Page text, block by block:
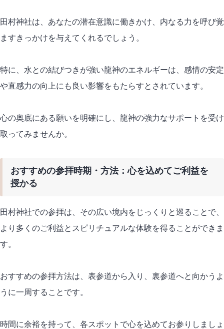
田村神社は、あなたの潜在意識に働きかけ、内なる力を呼び覚
ますきっかけを与えてくれるでしょう。
特に、水との結びつきが強い龍神のエネルギーは、感情の安定
や直感力の向上にも良い影響をもたらすとされています。
心の奥底にある願いを明確にし、龍神の強力なサポートを受け
取ってみませんか。
おすすめの参拝時期・方法：心を込めてご利益を
授かる
田村神社での参拝は、その広い境内をじっくりと巡ることで、
より多くのご利益とスピリチュアルな体験を得ることができま
す。
おすすめの参拝方法は、表参道から入り、裏参道へと向かうよ
うに一周することです。
時間に余裕を持って、各スポットで心を込めてお参りしましょ